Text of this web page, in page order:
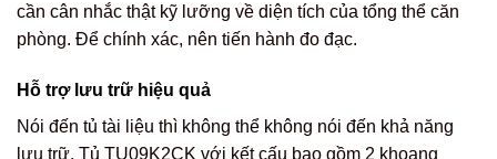
cần cân nhắc thật kỹ lưỡng về diện tích của tổng thể căn
phòng. Để chính xác, nên tiến hành đo đạc.
Hỗ trợ lưu trữ hiệu quả
Nói đến tủ tài liệu thì không thể không nói đến khả năng
lưu trữ. Tủ TU09K2CK với kết cấu bao gồm 2 khoang